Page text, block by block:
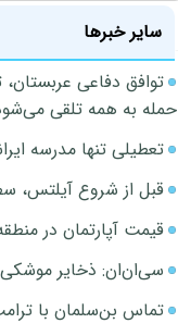
سایر خبرها
توافق دفاعی
حمله به همه تلقی
تعطیلی تنها مدرسه
قبل از شروع آیلتس،
قیمت آپارتمان در منطقه 22 تهران چقدر
سی‌ان‌ان: ذخایر
تماس بن‌سلمان با